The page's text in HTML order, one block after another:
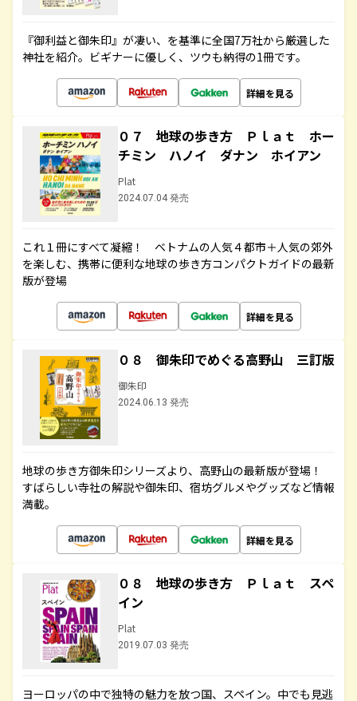
『御利益と御朱印』が凄い、を基準に全国7万社から厳選した
神社を紹介。ビギナーに優しく、ツウも納得の1冊です。
詳細を見る
０７ 地球の歩き方 Ｐｌａｔ ホー
チミン ハノイ ダナン ホイアン
Plat
2024.07.04 発売
これ１冊にすべて凝縮！ ベトナムの人気４都市＋人気の郊外
を楽しむ、携帯に便利な地球の歩き方コンパクトガイドの最新
版が登場
詳細を見る
０８ 御朱印でめぐる高野山 三訂版
御朱印
2024.06.13 発売
地球の歩き方御朱印シリーズより、高野山の最新版が登場！
すばらしい寺社の解説や御朱印、宿坊グルメやグッズなど情報
満載。
詳細を見る
０８ 地球の歩き方 Ｐｌａｔ スペ
イン
Plat
2019.07.03 発売
ヨーロッパの中で独特の魅力を放つ国、スペイン。中でも見逃